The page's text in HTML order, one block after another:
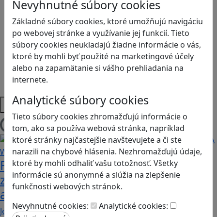
Nevyhnutné súbory cookies
Základné súbory cookies, ktoré umožňujú navigáciu
po webovej stránke a využívanie jej funkcií. Tieto
súbory cookies neukladajú žiadne informácie o vás,
ktoré by mohli byť použité na marketingové účely
alebo na zapamätanie si vášho prehliadania na
internete.
Analytické súbory cookies
Tieto súbory cookies zhromažďujú informácie o
tom, ako sa používa webová stránka, napríklad
ktoré stránky najčastejšie navštevujete a či ste
narazili na chybové hlásenia. Nezhromažďujú údaje,
ktoré by mohli odhaliť vašu totožnosť. Všetky
informácie sú anonymné a slúžia na zlepšenie
funkčnosti webových stránok.
Nevyhnutné cookies:
Analytické cookies:
Logické myslenie
Ľudské práva a tolerancia
Motorika a koncentrácia
Programovanie/Technika
Sociálne zručnosti a kooperácia
Strategické myslenie
Zdravie a pohyb
Platformy
Načítam blogy
Fotografujte zvieratká, aby ste
zachránili ostrov v Alba: A Wildlife
adventure
Jednoduchá hra, vhodná pre kohokoľvek z rodiny,…